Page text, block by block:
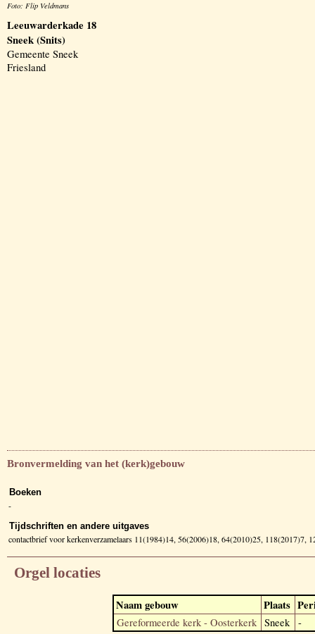
Foto: Flip Veldmans
Leeuwarderkade 18
Sneek (Snits)
Gemeente Sneek
Friesland
Bronvermelding van het (kerk)gebouw
Boeken
-
Tijdschriften en andere uitgaves
contactbrief voor kerkenverzamelaars 11(1984)14, 56(2006)18, 64(2010)25, 118(2017)7,
Orgel locaties
Naam gebouw Plaats
Gereformeerde kerk - Oosterkerk Sneek -